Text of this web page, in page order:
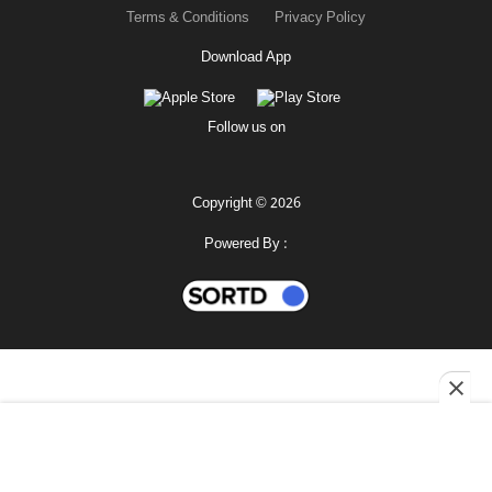
Terms & Conditions
Privacy Policy
Download App
Follow us on
Copyright © 2026
Powered By :